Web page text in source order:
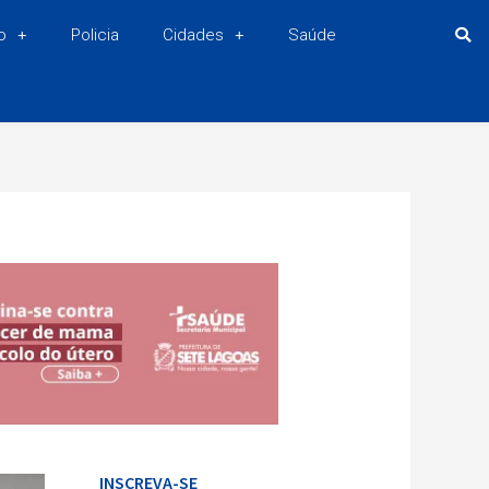
Policia Cidades Saúde
INSCREVA-SE